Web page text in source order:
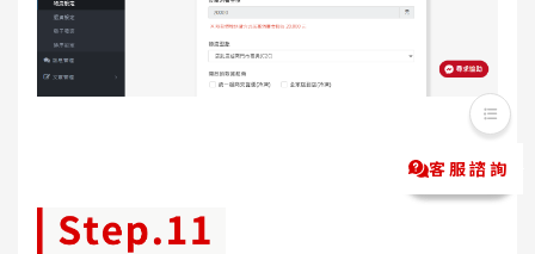
客服諮詢
Messenger
LINE@